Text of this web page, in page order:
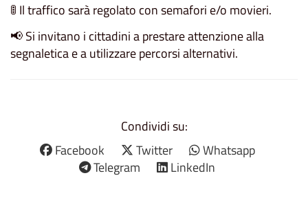
🚦 Il traffico sarà regolato con semafori e/o movieri.
📢 Si invitano i cittadini a prestare attenzione alla
segnaletica e a utilizzare percorsi alternativi.
Condividi su:
Facebook
Twitter
Whatsapp
Telegram
LinkedIn